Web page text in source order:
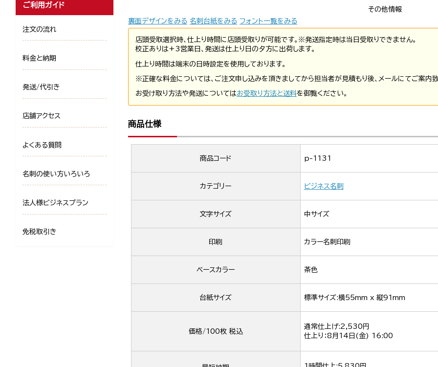
その他情報
裏面デザインをみる 名刺台紙をみる フォント一覧をみる
店頭受取選択時、仕上り時間に店頭受取りが可能です。※発送指定時は当日受取りできません。
校正ありは+3営業日、発送は仕上り日の夕方に出荷します。
仕上り時間は端末の日時設定を使用しております。
※正確な料金については、ご注文申し込みを頂きましてから担当者が見積もり後、メールにてご案内致
お受け取り方法や発送についてはお受取り方法と送料を御覧ください。
商品仕様
商品コード p-1131
カテゴリー ビジネス名刺
文字サイズ 中サイズ
印刷 カラー名刺印刷
ベースカラー 茶色
台紙サイズ 標準サイズ:横55mm x 縦91mm
価格/100枚 税込
通常仕上げ:2,530円
仕上り：8月14日(金) 16:00
ご利用ガイド
注文の流れ
料金と納期
発送/代引き
店舗アクセス
よくある質問
名刺の使い方いろいろ
法人様ビジネスプラン
免税取引き